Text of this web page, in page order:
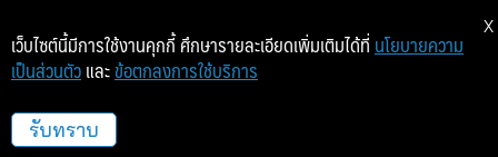
แอดวานซ์ อินโฟร์ เซอร์วิส
เว็บไซต์นี้มีการใช้งานคุกกี้ ศึกษารายละเอียดเพิ่มเติมได้ที่ นโยบายความ
เป็นส่วนตัว และ ข้อตกลงการใช้บริการ
รับทราบ
X